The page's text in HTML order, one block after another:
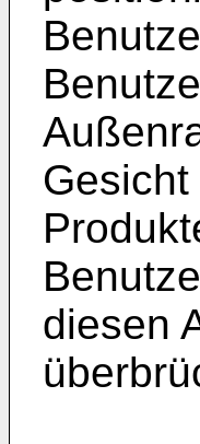
diesen